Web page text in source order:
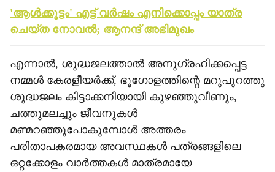
'ആള്‍ക്കൂട്ടം' എട്ട് വര്‍ഷം എനിക്കൊപ്പം യാത്ര
ചെയ്ത നോവല്‍; ആനന്ദ് അഭിമുഖം
എന്നാല്‍, ശുദ്ധജലത്താല്‍ അനുഗ്രഹിക്കപ്പെട്ട
നമ്മള്‍ കേരളീയര്‍ക്ക്, ഭൂഗോളത്തിന്റെ മറുപുറത്തു
ശുദ്ധജലം കിട്ടാക്കനിയായി കുഴഞ്ഞുവീണും,
ചത്തുമലച്ചും ജീവനുകള്‍
മണ്മറഞ്ഞുപോകുമ്പോള്‍ അത്തരം
പരിതാപകരമായ അവസ്ഥകള്‍ പത്രങ്ങളിലെ
ഒറ്റക്കോളം വാര്‍ത്തകള്‍ മാത്രമായേ